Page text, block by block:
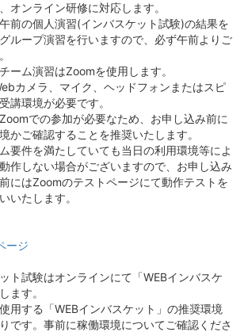
オンライン研修に対応します。
前の個人演習(インバスケット試験)の結果を
ループ演習を行いますので、必ず午前よりご
ーム演習はZoomを使用します。
カメラ、マイク、ヘッドフォンまたはスピ
講環境が必要です。
での参加が必要なため、お申し込み前に
かご確認することを推奨いたします。
要件を満たしていても当日の利用環境等によ
作しない場合がございますので、お申し込み
にはZoomのテストページにて動作テストを
いたします。
ージ
ト試験はオンラインにて「WEBインバスケ
ます。
用する「WEBインバスケット」の推奨環境
です。事前に稼働環境についてご確認くださ